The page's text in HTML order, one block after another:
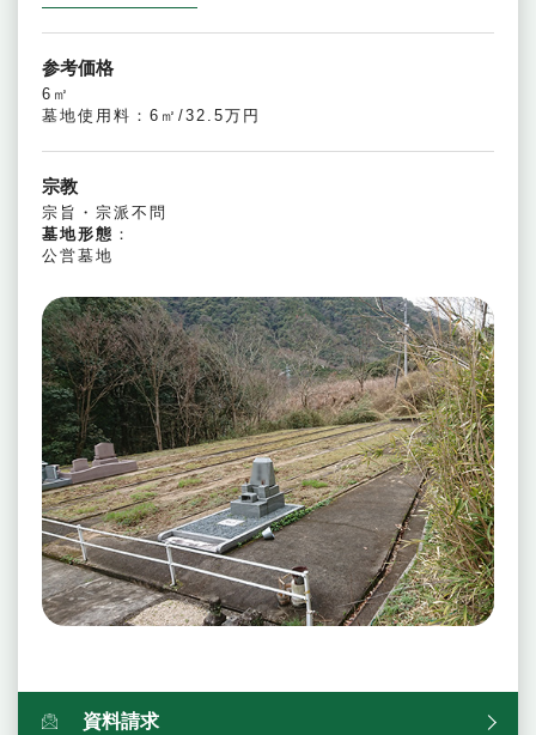
参考価格
6㎡
墓地使用料：6㎡/32.5万円
宗教
宗旨・宗派不問
墓地形態 ：
公営墓地
資料請求